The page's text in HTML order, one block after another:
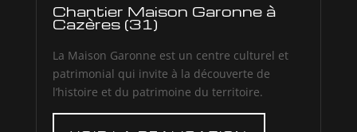
Chantier Maison Garonne à
Cazères (31)
La Maison Garonne est un centre culturel et
patrimonial qui invite à la découverte de
l’histoire et du patrimoine du territoire.